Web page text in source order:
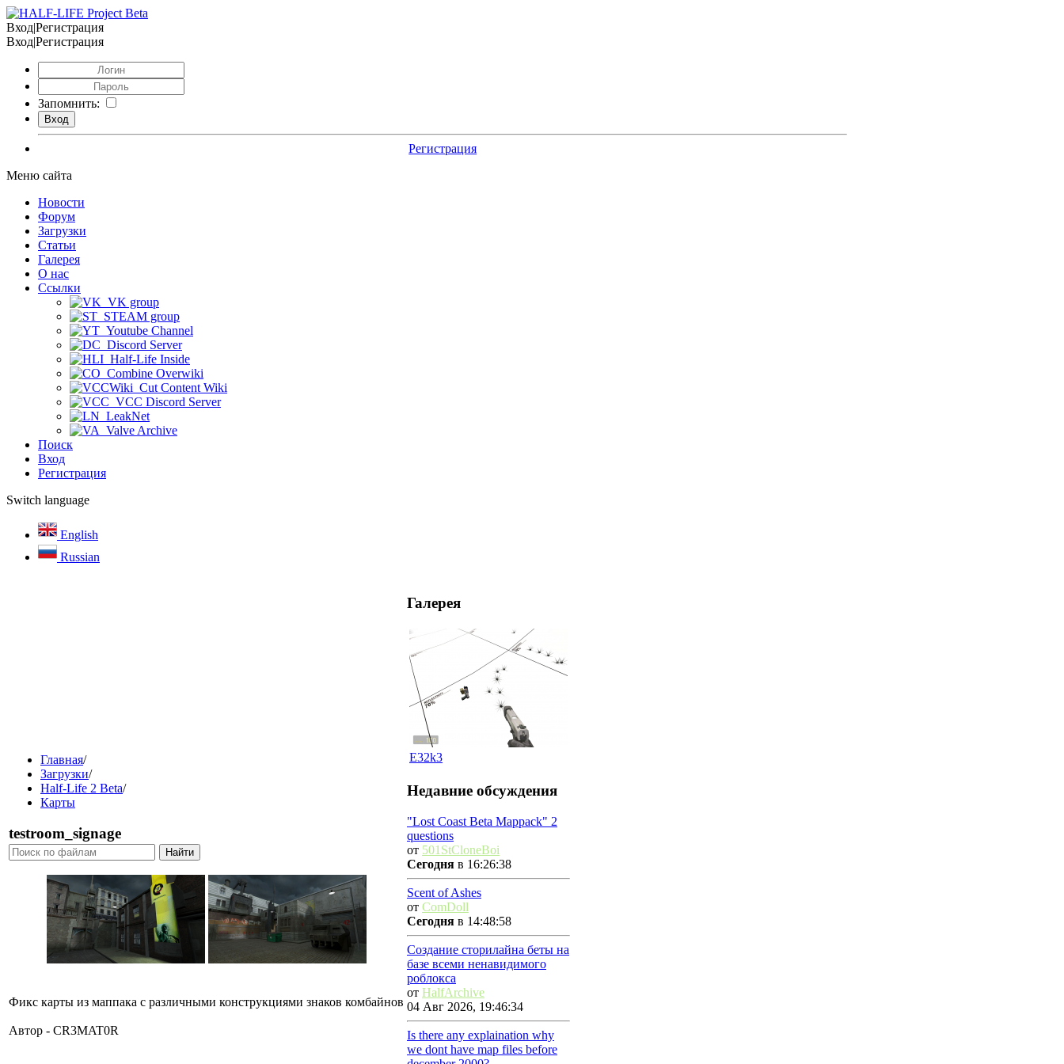
Вход|Регистрация
Вход|Регистрация
Запомнить:
Регистрация
Меню сайта
Новости
Форум
Загрузки
Статьи
Галерея
О нас
Ссылки
VK group
STEAM group
Youtube Channel
Discord Server
Half-Life Inside
Combine Overwiki
Cut Content Wiki
VCC Discord Server
LeakNet
Valve Archive
Поиск
Вход
Регистрация
Switch language
English
Russian
Главная/
Загрузки/
Half-Life 2 Beta/
Карты
testroom_signage
Фикс карты из маппака с различными конструкциями знаков комбайнов
Автор - CR3MAT0R
Галерея
E32k3
Недавние обсуждения
"Lost Coast Beta Mappack" 2
questions
от 501StCloneBoi
Сегодня в 16:26:38
Scent of Ashes
от ComDoll
Сегодня в 14:48:58
Создание сторилайна беты на
базе всеми ненавидимого
роблокса
от HalfArchive
04 Авг 2026, 19:46:34
Is there any explaination why
we dont have map files before